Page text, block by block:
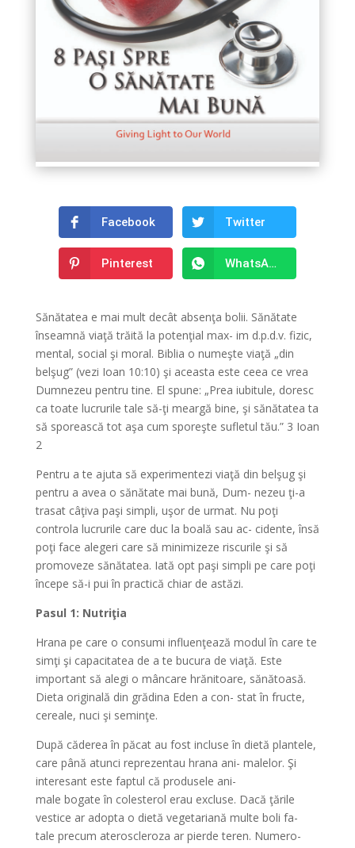
Facebook Twitter
Pinterest WhatsApp
Sănătatea e mai mult decât absenţa bolii. Sănătate
înseamnă viaţă trăită la potenţial max- im d.p.d.v. fizic,
mental, social şi moral. Biblia o numeşte viaţă „din
belşug” (vezi Ioan 10:10) şi aceasta este ceea ce vrea
Dumnezeu pentru tine. El spune: „Prea iubitule, doresc
ca toate lucrurile tale să-ţi meargă bine, şi sănătatea ta
să sporească tot aşa cum sporeşte sufletul tău.” 3 Ioan
2
Pentru a te ajuta să experimentezi viaţă din belşug şi
pentru a avea o sănătate mai bună, Dum- nezeu ţi-a
trasat câţiva paşi simpli, uşor de urmat. Nu poţi
controla lucrurile care duc la boală sau ac- cidente, însă
poţi face alegeri care să minimizeze riscurile şi să
promoveze sănătatea. Iată opt paşi simpli pe care poţi
începe să-i pui în practică chiar de astăzi.
Pasul 1: Nutriţia
Hrana pe care o consumi influenţează modul în care te
simţi şi capacitatea de a te bucura de viaţă. Este
important să alegi o mâncare hrănitoare, sănătoasă.
Dieta originală din grădina Eden a con- stat în fructe,
cereale, nuci şi seminţe.
După căderea în păcat au fost incluse în dietă plantele,
care până atunci reprezentau hrana ani- malelor. Şi
interesant este faptul că produsele ani-
male bogate în colesterol erau excluse. Dacă ţările
vestice ar adopta o dietă vegetariană multe boli fa-
tale precum ateroscleroza ar pierde teren. Numero-